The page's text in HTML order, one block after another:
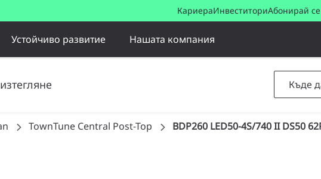
КариераИнвеститориАбонирай
Устойчиво развитие Нашата компания
Къде
TownTune Central Post-Top BDP260 LED50-4S/740 II DS50